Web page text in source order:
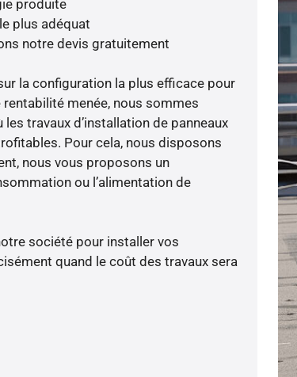
produite
plus adéquat
notre devis gratuitement
la configuration la plus efficace pour
rentabilité menée, nous sommes
travaux d’installation de panneaux
Pour cela, nous disposons
nous vous proposons un
ou l’alimentation de
société pour installer vos
quand le coût des travaux sera